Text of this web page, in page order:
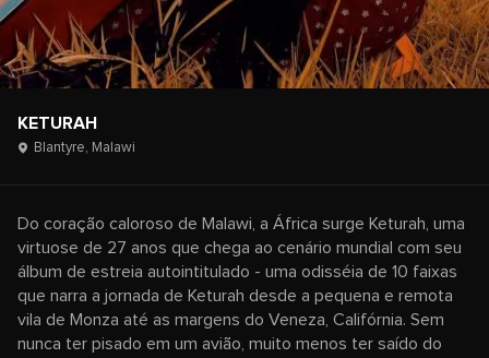
KETURAH
Blantyre, Malawi
Do coração caloroso de Malawi, a África surge Keturah, uma
virtuose de 27 anos que chega ao cenário mundial com seu
álbum de estreia autointitulado - uma odisséia de 10 faixas
que narra a jornada de Keturah desde a pequena e remota
vila de Monza até as margens do Veneza, Califórnia. Sem
nunca ter pisado em um avião, muito menos ter saído do